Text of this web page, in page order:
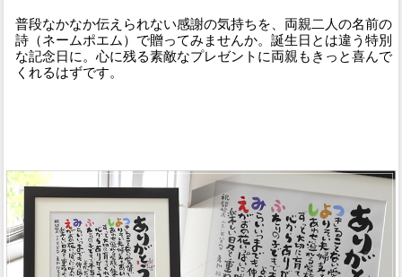
普段なかなか伝えられない感謝の気持ちを、両親二人の名前の
詩（ネームポエム）で贈ってみませんか。誕生日とは違う特別
な記念日に。心に残る素敵なプレゼントに両親もきっと喜んで
くれるはずです。